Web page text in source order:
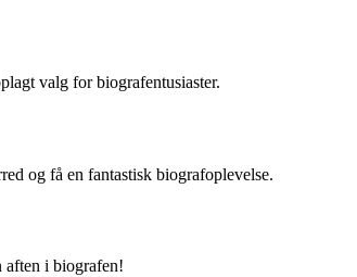
valg for biografentusiaster.
og få en fantastisk biografoplevelse.
aften i biografen!